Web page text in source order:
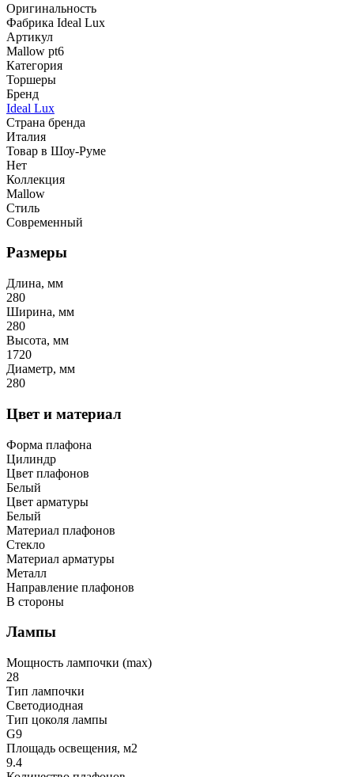
Оригинальность
Фабрика Ideal Lux
Артикул
Mallow pt6
Категория
Торшеры
Бренд
Ideal Lux
Страна бренда
Италия
Товар в Шоу-Руме
Нет
Коллекция
Mallow
Стиль
Современный
Размеры
Длина, мм
280
Ширина, мм
280
Высота, мм
1720
Диаметр, мм
280
Цвет и материал
Форма плафона
Цилиндр
Цвет плафонов
Белый
Цвет арматуры
Белый
Материал плафонов
Стекло
Материал арматуры
Металл
Направление плафонов
В стороны
Лампы
Мощность лампочки (max)
28
Тип лампочки
Светодиодная
Тип цоколя лампы
G9
Площадь освещения, м2
9.4